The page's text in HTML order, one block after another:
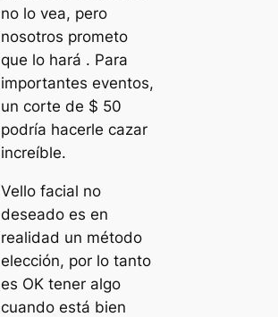
no lo vea, pero
nosotros prometo
que lo hará . Para
importantes eventos,
un corte de $ 50
podría hacerle cazar
increíble.
Vello facial no
deseado es en
realidad un método
elección, por lo tanto
es OK tener algo
cuando está bien